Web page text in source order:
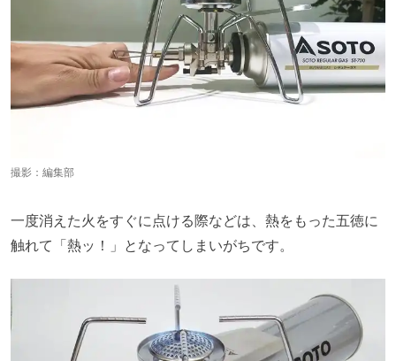
撮影：編集部
一度消えた火をすぐに点ける際などは、熱をもった五徳に
触れて「熱ッ！」となってしまいがちです。